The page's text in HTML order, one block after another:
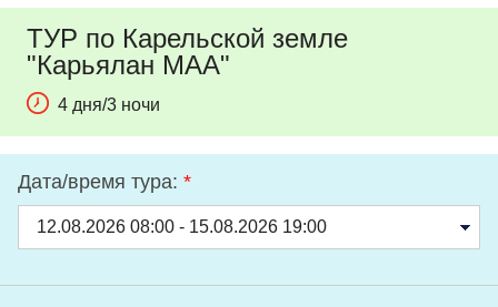
ТУР по Карельской земле
"Карьялан МАА"
4 дня/3 ночи
Дата/время тура: *